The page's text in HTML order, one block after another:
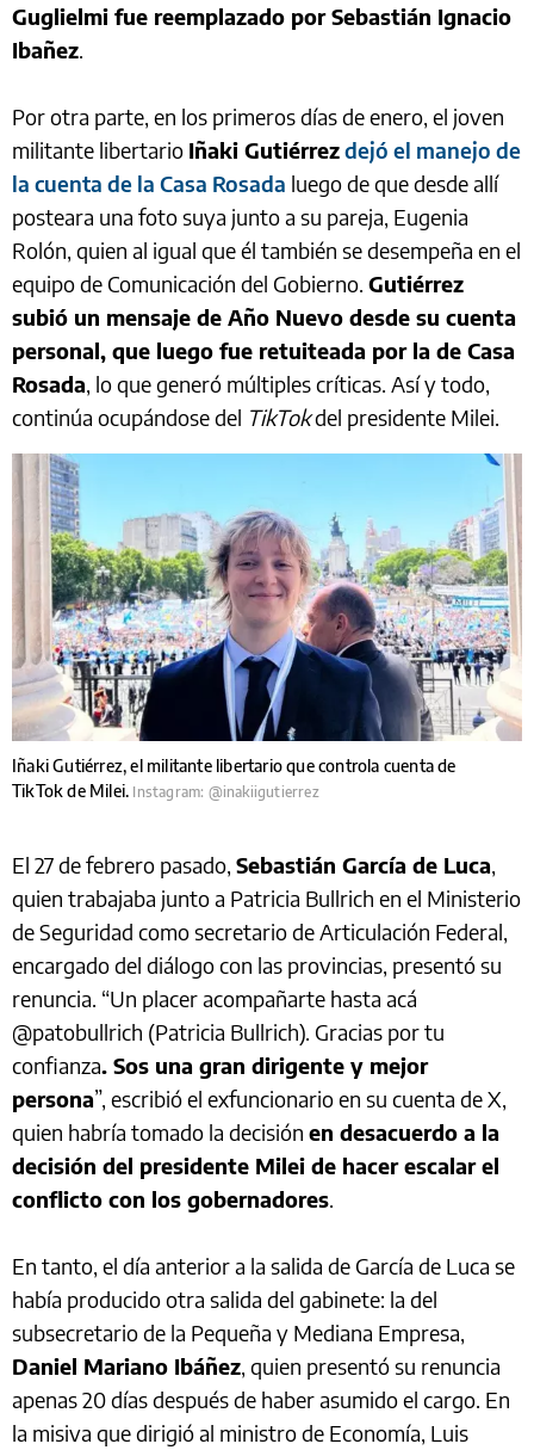
Guglielmi fue reemplazado por Sebastián Ignacio
Ibañez
Por otra parte, en los primeros días de enero, el joven
militante libertario Iñaki Gutiérrezdejó el manejo de
la cuenta de la Casa Rosada luego de que desde allí
posteara una foto suya junto a su pareja, Eugenia
Rolón, quien al igual que él también se desempeña en el
equipo de Comunicación del Gobierno. Gutiérrez
subió un mensaje de Año Nuevo desde su cuenta
personal, que luego fue retuiteada por la de Casa
Rosada , lo que generó múltiples críticas. Así y todo,
continúa ocupándose del TikTokdel presidente Milei.
Iñaki Gutiérrez, el militante libertario que controla cuenta de
TikTok de Milei. Instagram: @inakiigutierrez
El 27 de febrero pasado, Sebastián García de Luca,
quien trabajaba junto a Patricia Bullrich en el Ministerio
de Seguridad como secretario de Articulación Federal,
encargado del diálogo con las provincias, presentó su
renuncia. “Un placer acompañarte hasta acá
@patobullrich (Patricia Bullrich). Gracias por tu
confianza. Sos una gran dirigente y mejor
persona”, escribió el exfuncionario en su cuenta de X,
quien habría tomado la decisión en desacuerdo a la
decisión del presidente Milei de hacer escalar el
conflicto con los gobernadores.
En tanto, el día anterior a la salida de García de Luca se
había producido otra salida del gabinete: la del
subsecretario de la Pequeña y Mediana Empresa,
Daniel Mariano Ibáñez, quien presentó su renuncia
apenas 20 días después de haber asumido el cargo. En
la misiva que dirigió al ministro de Economía, Luis